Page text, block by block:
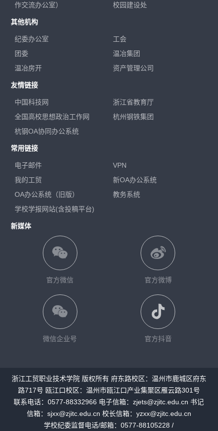
作交流办公室）
校园建设处
其他机构
纪委办公室
工会
团委
温冶集团
温冶房开
资产管理公司
友情链接
中国科技网
浙江省教育厅
全国高校思想政治工作网
杭州钢铁集团
杭钢OA协同办公系统
常用链接
电子邮件
VPN
我的工贸
新OA办公系统
OA办公系统（旧版）
教务系统
学校学报网站(含投稿平台)
新媒体
官方微信 官方微博
微信企业号 官方抖音
浙江工贸职业技术学院 版权所有 府东路校区：温州市鹿城区府东
路717号 瓯江口校区：温州市瓯江口产业集聚区雁云路301号
联系电话：0577-88332966 电子信箱：zjets@zjitc.edu.cn 书记
信箱：sjxx@zjitc.edu.cn 校长信箱：yzxx@zjitc.edu.cn
学校纪委监督电话/邮箱：0577-88105228 /